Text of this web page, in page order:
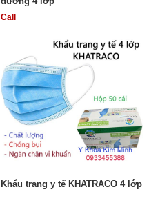
Call
Khẩu trang y tế KHATRACO 4 lớp